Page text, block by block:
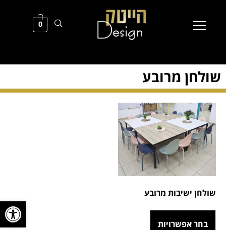
פתח
0
שולחן מרובע
שולחן ישיבות מרובע
בחר אפשרויות